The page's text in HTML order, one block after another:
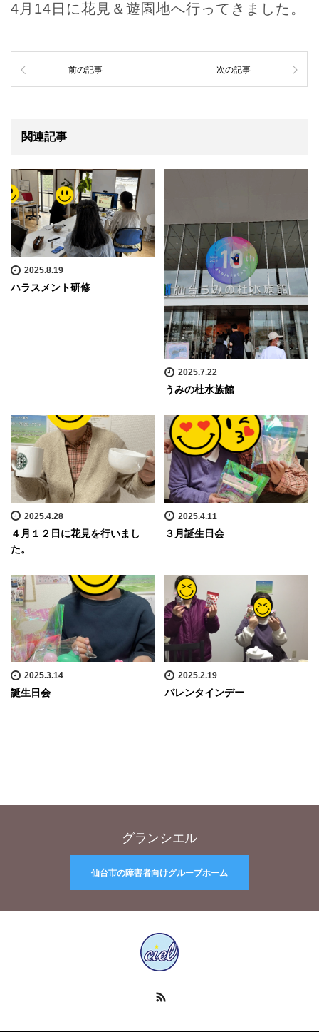
4月14日に花見＆遊園地へ行ってきました。
前の記事 次の記事
関連記事
2025.8.19
ハラスメント研修
2025.7.22
うみの杜水族館
2025.4.28
４月１２日に花見を行いまし
た。
2025.4.11
３月誕生日会
2025.3.14
誕生日会
2025.2.19
バレンタインデー
グランシエル
仙台市の障害者向けグループホーム